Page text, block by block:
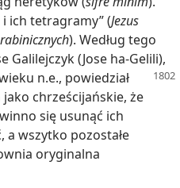
i ich tetragramy” (Jezus
). Według tego
Galilejczyk (Jose ha-Gelili),
n.e., powiedział
chrześcijańskie, że
się usunąć ich
a wszytko pozostałe
oryginalna